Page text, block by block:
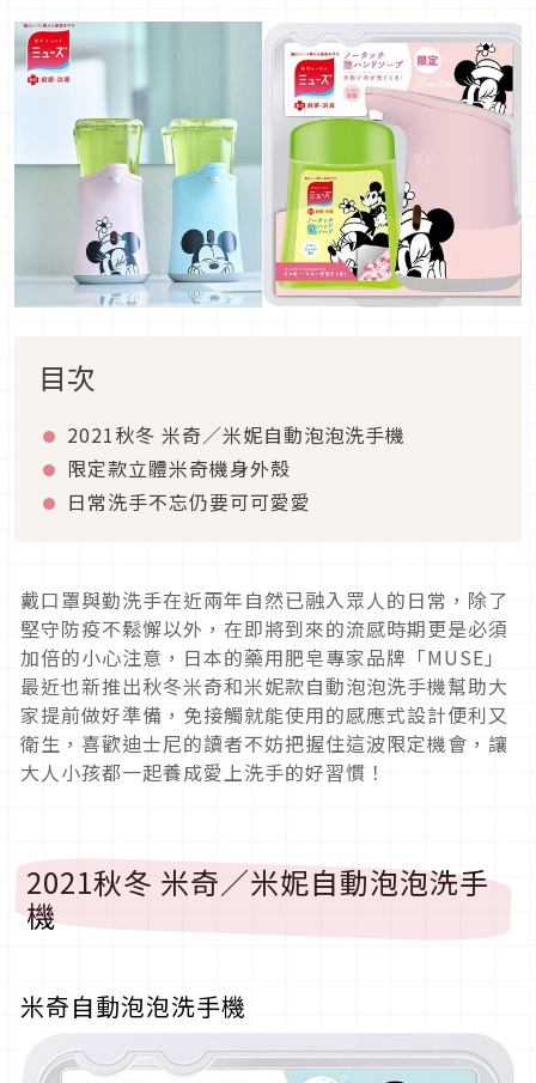
目次
2021秋冬 米奇／米妮自動泡泡洗手機
限定款立體米奇機身外殼
日常洗手不忘仍要可可愛愛
戴口罩與勤洗手在近兩年自然已融入眾人的日常，除了
堅守防疫不鬆懈以外，在即將到來的流感時期更是必須
加倍的小心注意，日本的藥用肥皂專家品牌「MUSE」
最近也新推出秋冬米奇和米妮款自動泡泡洗手機幫助大
家提前做好準備，免接觸就能使用的感應式設計便利又
衛生，喜歡迪士尼的讀者不妨把握住這波限定機會，讓
大人小孩都一起養成愛上洗手的好習慣！
2021秋冬 米奇／米妮自動泡泡洗手
機
米奇自動泡泡洗手機